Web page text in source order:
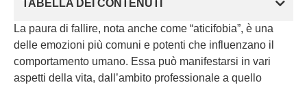
TABELLA DEI CONTENUTI
La paura di fallire, nota anche come “aticifobia”, è una
delle emozioni più comuni e potenti che influenzano il
comportamento umano. Essa può manifestarsi in vari
aspetti della vita, dall’ambito professionale a quello